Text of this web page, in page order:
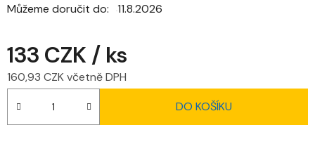
Můžeme doručit do:
11.8.2026
133 CZK / ks
160,93 CZK včetně DPH
DO KOŠÍKU